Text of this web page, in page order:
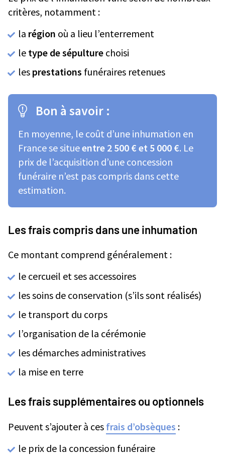
critères, notamment :
la région où a lieu l’enterrement
le type de sépulture choisi
les prestations funéraires retenues
Bon à savoir :
En moyenne, le coût d’une inhumation en
France se situeentre 2 500 € et 5 000 €. Le
prix de l’acquisition d’une concession
funéraire n’est pas compris dans cette
estimation.
Les frais compris dans une inhumation
Ce montant comprend généralement :
le cercueil et ses accessoires
les soins de conservation (s’ils sont réalisés)
le transport du corps
l’organisation de la cérémonie
les démarches administratives
la mise en terre
Les frais supplémentaires ou optionnels
Peuvent s’ajouter à ces frais d’obsèques :
le prix de la concession funéraire